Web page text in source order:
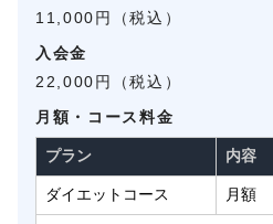
11,000円（税込）
入会金
22,000円（税込）
月額・コース料金
プラン 内容
ダイエットコース 月額